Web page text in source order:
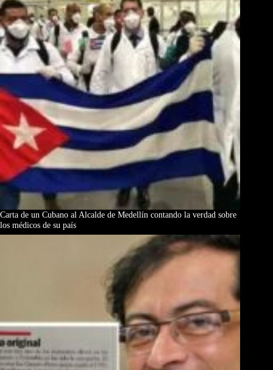
Carta de un Cubano al Alcalde de Medellín contando la verdad sobre
los médicos de su país